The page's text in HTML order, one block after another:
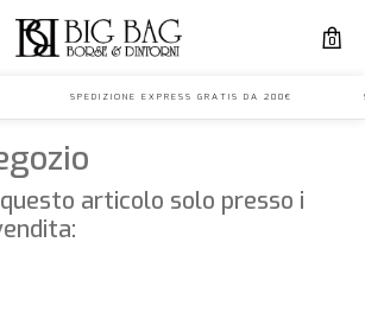
0
200€ SPEDIZIONE EXPRESS GRATIS DA 200€
articolo solo presso i